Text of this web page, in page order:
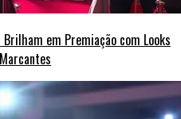
em Premiação com Looks